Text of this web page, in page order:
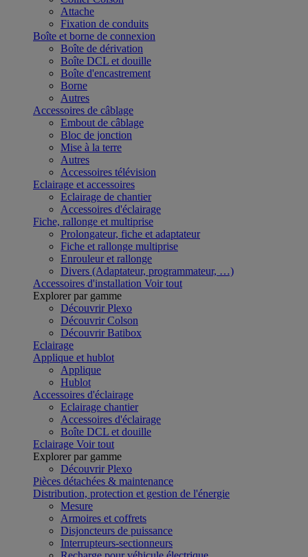
Attache
Fixation de conduits
Boîte et borne de connexion
Boîte de dérivation
Boîte DCL et douille
Boîte d'encastrement
Borne
Autres
Accessoires de câblage
Embout de câblage
Bloc de jonction
Mise à la terre
Autres
Accessoires télévision
Eclairage et accessoires
Eclairage de chantier
Accessoires d'éclairage
Fiche, rallonge et multiprise
Prolongateur, fiche et adaptateur
Fiche et rallonge multiprise
Enrouleur et rallonge
Divers (Adaptateur, programmateur, …)
Accessoires d'installation Voir tout
Explorer par gamme
Découvrir Plexo
Découvrir Colson
Découvrir Batibox
Eclairage
Applique et hublot
Applique
Hublot
Accessoires d'éclairage
Eclairage chantier
Accessoires d'éclairage
Boîte DCL et douille
Eclairage Voir tout
Explorer par gamme
Découvrir Plexo
Pièces détachées & maintenance
Distribution, protection et gestion de l'énergie
Mesure
Armoires et coffrets
Disjoncteurs de puissance
Interrupteurs-sectionneurs